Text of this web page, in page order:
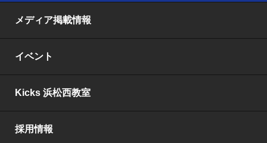
メディア掲載情報
イベント
Kicks 浜松西教室
採用情報